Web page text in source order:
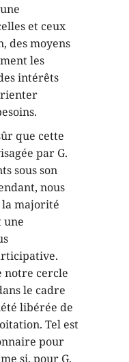
et ceux
des moyens
les
intérêts
que cette
par G.
sous son
nous
la majorité
une
notre cercle
le cadre
libérée de
Tel est
pour
si, pour G.